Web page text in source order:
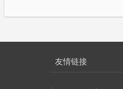
友情链接